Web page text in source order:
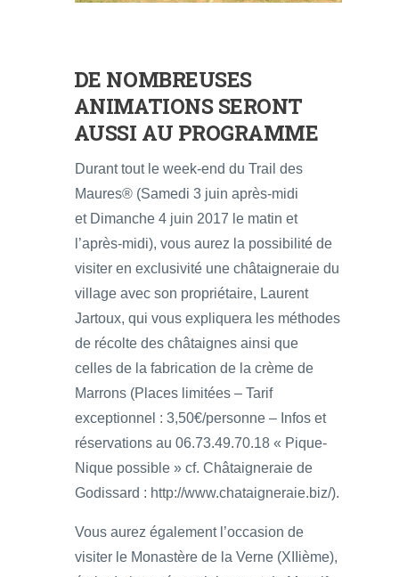
DE NOMBREUSES
ANIMATIONS SERONT
AUSSI AU PROGRAMME
Durant tout le week-end du Trail des
Maures® (Samedi 3 juin après-midi
et Dimanche 4 juin 2017 le matin et
l’après-midi), vous aurez la possibilité de
visiter en exclusivité une châtaigneraie du
village avec son propriétaire, Laurent
Jartoux, qui vous expliquera les méthodes
de récolte des châtaignes ainsi que
celles de la fabrication de la crème de
Marrons (Places limitées – Tarif
exceptionnel : 3,50€/personne – Infos et
réservations au 06.73.49.70.18 « Pique-
Nique possible » cf. Châtaigneraie de
Godissard : http://www.chataigneraie.biz/).
Vous aurez également l’occasion de
visiter le Monastère de la Verne (XIIième),